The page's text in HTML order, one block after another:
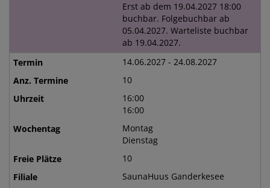
Erst ab dem 19.04.2027 18:00
buchbar. Folgebuchbar ab
05.04.2027. Warteliste buchbar
ab 19.04.2027.
14.06.2027 - 24.08.2027
10
16:00
16:00
Montag
Dienstag
10
SaunaHuus Ganderkesee